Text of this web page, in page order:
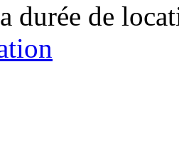
durée de